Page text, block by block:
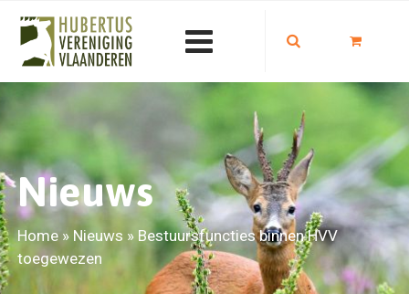
Nieuws
Home» Nieuws » Bestuursfuncties binnen HVV
toegewezen